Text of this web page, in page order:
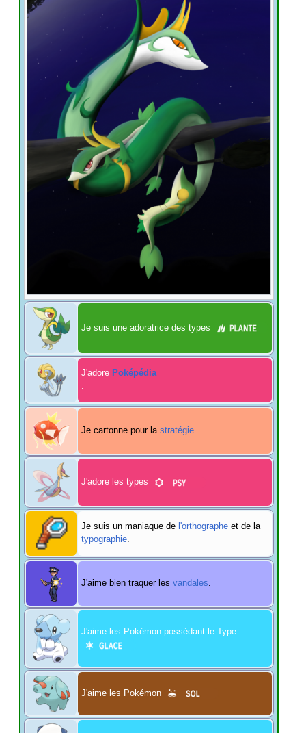
Je suis une adoratrice des types
J'adore Poképédia
.
Je cartonne pour la stratégie
J'adore les types
Je suis un maniaque de l'orthographe et de la
typographie.
J'aime bien traquer les vandales
J'aime les Pokémon possédant le Type
.
J'aime les Pokémon